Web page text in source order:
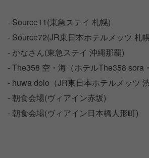
- Source11(東急ステイ 札幌)
- Source72(JR東日本ホテルメッツ 札
- かなさん(東急ステイ 沖縄那覇)
- The358 空・海（ホテルThe358 sora
- huwa dolo（JR東日本ホテルメッツ
- 朝食会場(ヴィアイン赤坂)
- 朝食会場(ヴィアイン日本橋人形町)